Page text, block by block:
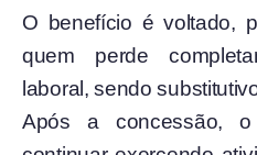
O benefício é voltado,
quem perde
laboral, sendo
Após a concessão,